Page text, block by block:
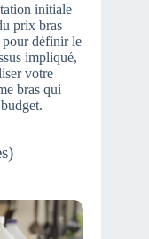
initiale
prix bras
pour définir le
impliqué,
votre
bras qui